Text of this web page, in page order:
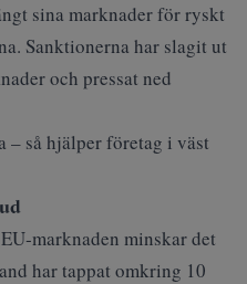
sina marknaderför ryskt
Sanktionerna har slagit ut
och pressat ned
– så hjälper företag i väst
minskar det
har tappat omkring 10